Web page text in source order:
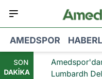
AMEDSPOR
SON
DAKİKA
Lumbardh